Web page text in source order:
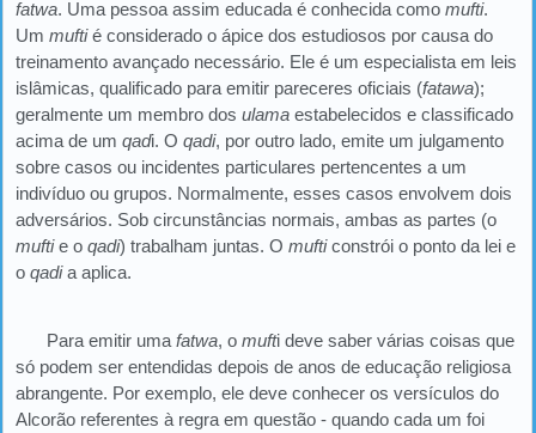
fatwa. Uma pessoa assim educada é conhecida como mufti.
Um muftié considerado o ápice dos estudiosos por causa do
treinamento avançado necessário. Ele é um especialista em leis
islâmicas, qualificado para emitir pareceres oficiais (fatawa);
geralmente um membro dos ulama estabelecidos e classificado
acima de um qadi. O qadi, por outro lado, emite um julgamento
sobre casos ou incidentes particulares pertencentes a um
indivíduo ou grupos. Normalmente, esses casos envolvem dois
adversários. Sob circunstâncias normais, ambas as partes (o
muftie o qadi) trabalham juntas. O mufticonstrói o ponto da lei e
o qadia aplica.
Para emitir umafatwa, omufti deve saber várias coisas que
só podem ser entendidas depois de anos de educação religiosa
abrangente. Por exemplo, ele deve conhecer os versículos do
Alcorão referentes à regra em questão - quando cada um foi